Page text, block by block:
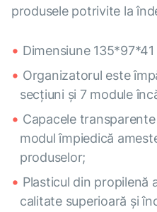
produsele potrivite la
Dimensiune
Organizatorul este
secțiuni și 7 module
Capacele
modul împiedică
produselor;
Plasticul din propilenă
calitate superioară și